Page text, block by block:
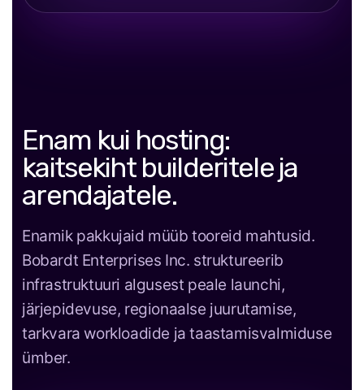
Enam kui hosting:
kaitsekiht builderitele ja
arendajatele.
Enamik pakkujaid müüb tooreid mahtusid.
Bobardt Enterprises Inc. struktureerib
infrastruktuuri algusest peale launchi,
järjepidevuse, regionaalse juurutamise,
tarkvara workloadide ja taastamisvalmiduse
ümber.